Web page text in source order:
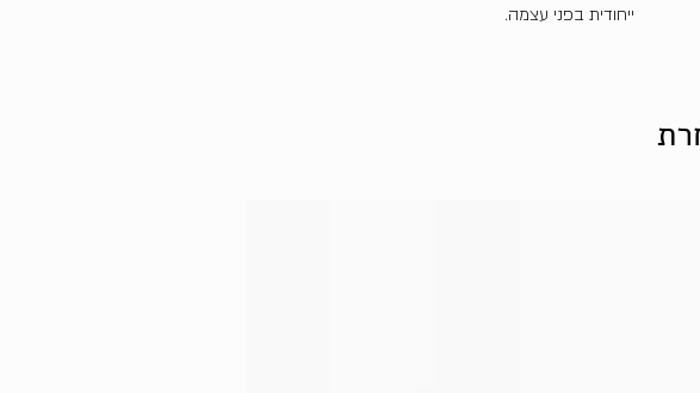
ייחודית בפני עצמה.